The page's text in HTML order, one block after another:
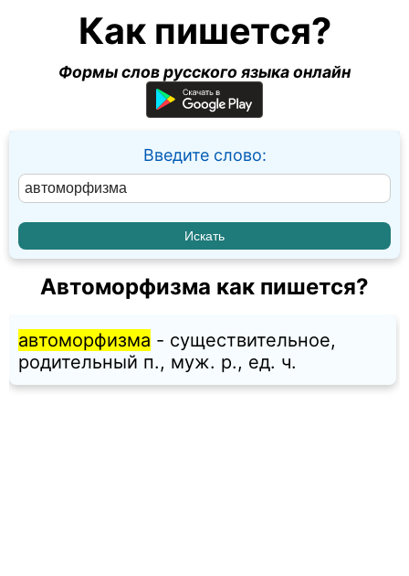
Как пишется?
Формы слов русского языка онлайн
Введите слово:
Автоморфизма как пишется?
автоморфизма - существительное,
родительный п., муж. p., ед. ч.